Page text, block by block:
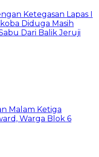
Ketegasan Lapas I
Diduga Masih
Dari Balik Jeruji
Malam Ketiga
Warga Blok 6